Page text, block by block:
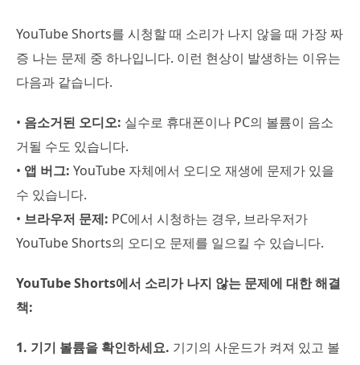
YouTube Shorts를 시청할 때 소리가 나지 않을 때 가장 짜
증 나는 문제 중 하나입니다. 이런 현상이 발생하는 이유는
다음과 같습니다.
• 음소거된 오디오: 실수로 휴대폰이나 PC의 볼륨이 음소
거될 수도 있습니다.
• 앱 버그: YouTube 자체에서 오디오 재생에 문제가 있을
수 있습니다.
• 브라우저 문제: PC에서 시청하는 경우, 브라우저가
YouTube Shorts의 오디오 문제를 일으킬 수 있습니다.
YouTube Shorts에서 소리가 나지 않는 문제에 대한 해결
책:
1. 기기 볼륨을 확인하세요. 기기의 사운드가 켜져 있고 볼